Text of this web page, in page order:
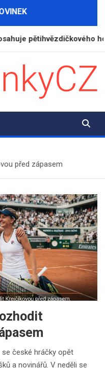
před zápasem
české hráčky opět
a novinářů. V neděli se